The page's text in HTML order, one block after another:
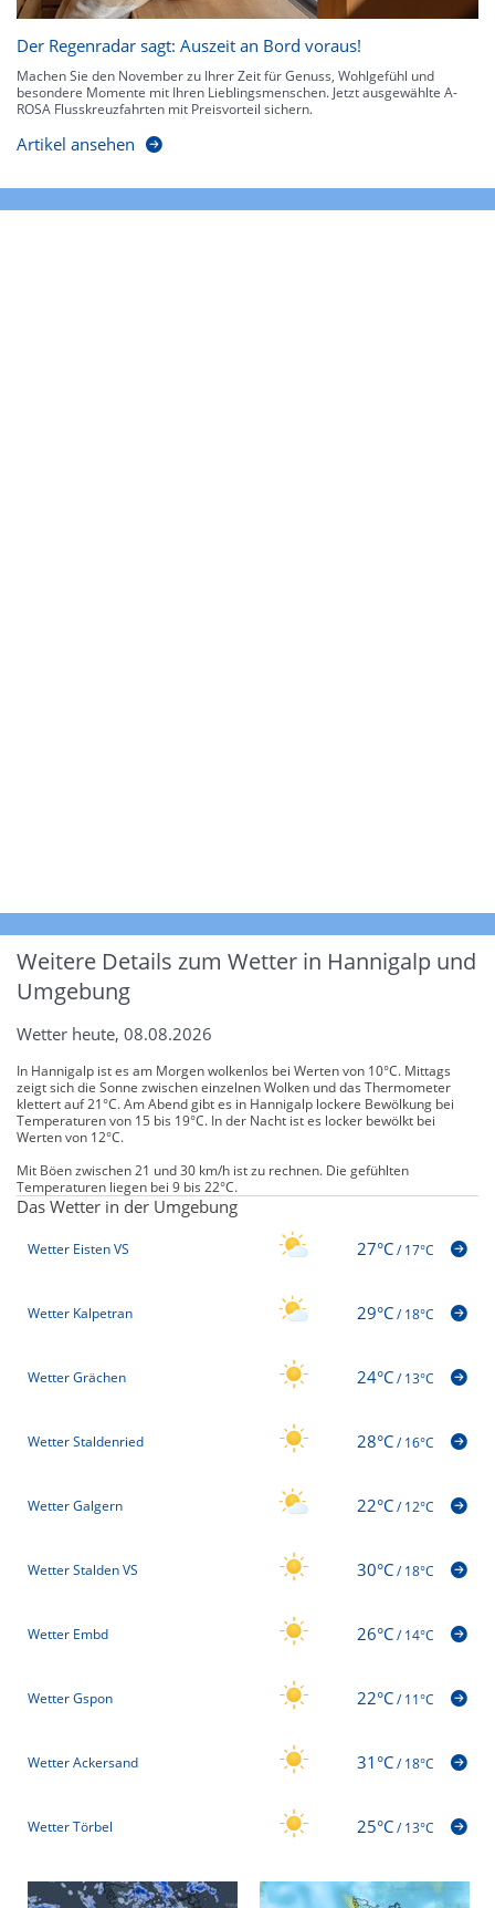
Der Regenradar sagt: Auszeit an Bord voraus!
Machen Sie den November zu Ihrer Zeit für Genuss, Wohlgefühl und
besondere Momente mit Ihren Lieblingsmenschen. Jetzt ausgewählte A-
ROSA Flusskreuzfahrten mit Preisvorteil sichern.
Artikel ansehen
Weitere Details zum Wetter in Hannigalp und
Umgebung
Wetter heute, 08.08.2026
In Hannigalp ist es am Morgen wolkenlos bei Werten von 10°C. Mittags
zeigt sich die Sonne zwischen einzelnen Wolken und das Thermometer
klettert auf 21°C. Am Abend gibt es in Hannigalp lockere Bewölkung bei
Temperaturen von 15 bis 19°C. In der Nacht ist es locker bewölkt bei
Werten von 12°C.
Mit Böen zwischen 21 und 30 km/h ist zu rechnen. Die gefühlten
Temperaturen liegen bei 9 bis 22°C.
Das Wetter in der Umgebung
Wetter Eisten VS 27°C/17°C
Wetter Kalpetran 29°C/18°C
Wetter Grächen 24°C/13°C
Wetter Staldenried 28°C/16°C
Wetter Galgern 22°C/12°C
Wetter Stalden VS 30°C/18°C
Wetter Embd 26°C/14°C
Wetter Gspon 22°C/11°C
Wetter Ackersand 31°C/18°C
Wetter Törbel 25°C/13°C